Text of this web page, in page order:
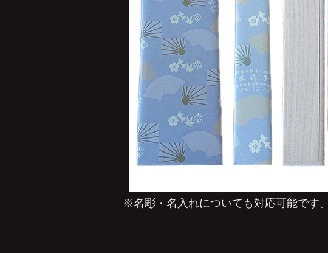
※名彫・名入れについても対応可能です。